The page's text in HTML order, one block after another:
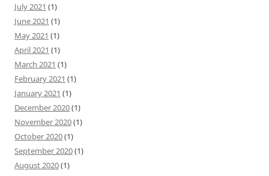
July 2021 (1)
June 2021 (1)
May 2021 (1)
April 2021 (1)
March 2021 (1)
February 2021 (1)
January 2021 (1)
December 2020(1)
November 2020(1)
October 2020(1)
September 2020(1)
August 2020(1)